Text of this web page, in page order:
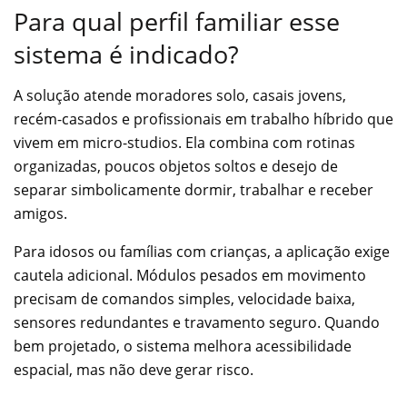
Para qual perfil familiar esse
sistema é indicado?
A solução atende moradores solo, casais jovens,
recém-casados e profissionais em trabalho híbrido que
vivem em micro-studios. Ela combina com rotinas
organizadas, poucos objetos soltos e desejo de
separar simbolicamente dormir, trabalhar e receber
amigos.
Para idosos ou famílias com crianças, a aplicação exige
cautela adicional. Módulos pesados em movimento
precisam de comandos simples, velocidade baixa,
sensores redundantes e travamento seguro. Quando
bem projetado, o sistema melhora acessibilidade
espacial, mas não deve gerar risco.